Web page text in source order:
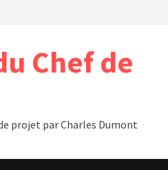
Chef de
projet par Charles Dumont